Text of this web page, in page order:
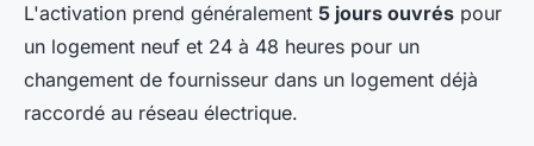
L'activation prend généralement 5 jours ouvrés pour
un logement neuf et 24 à 48 heures pour un
changement de fournisseur dans un logement déjà
raccordé au réseau électrique.